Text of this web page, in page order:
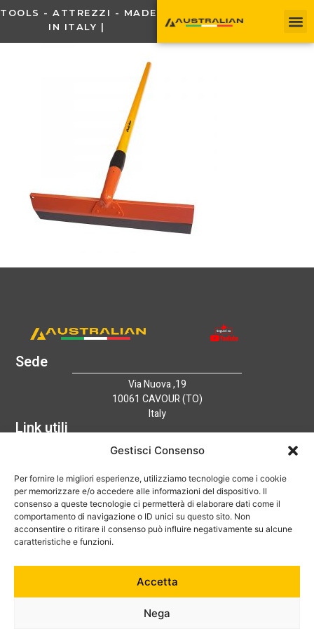
Gestisci Consenso
Per fornire le migliori esperienze, utilizziamo tecnologie come i cookie
per memorizzare e/o accedere alle informazioni del dispositivo. Il
consenso a queste tecnologie ci permetterà di elaborare dati come il
comportamento di navigazione o ID unici su questo sito. Non
acconsentire o ritirare il consenso può influire negativamente su alcune
caratteristiche e funzioni.
Accetta
Nega
TOOLS - ATTREZZI - MADE
IN ITALY |
Sede
Via Nuova ,19
10061 CAVOUR (TO)
Italy
Link utili
Home
Catalogo
Tecnologia
News
Contatti
Hai bisogno di aiuto?
+39 0121 600752
info@australian-srl.com